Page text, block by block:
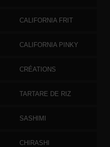
CALIFORNIA FRIT
CALIFORNIA PINKY
CRÉATIONS
TARTARE DE RIZ
SASHIMI
CHIRASHI